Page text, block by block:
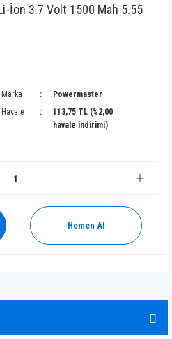
İon 3.7 Volt 1500 Mah 5.55
Marka
Powermaster
Havale
113,75 TL (%2,00
havale indirimi)
Hemen Al